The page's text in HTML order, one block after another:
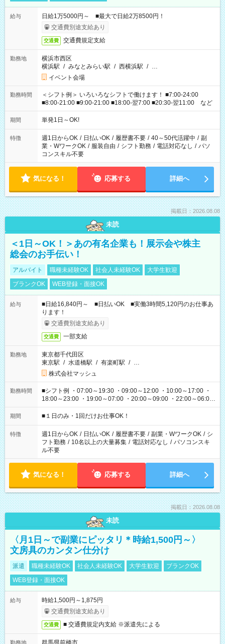
給与
日給1万5000円～ ■最大で日給2万8500円！
交通費別途支給あり
交通費 交通費規定支給
勤務地
横浜市西区
横浜駅 / みなとみらい駅 / 西横浜駅 / …
イベント会場
勤務時間
＜シフト例＞ いろいろなシフトで働けます！ ■7:00-24:00
■8:00-21:00 ■9:00-21:00 ■18:00-翌7:00 ■20:30-翌11:00 など
期間 単発1日～OK!
特徴 週1日からOK / 日払いOK / 履歴書不要 / 40～50代活躍中 / 副
業・WワークOK / 服装自由 / シフト勤務 / 電話対応なし / パソ
コンスキル不要
気になる！ 応募する 詳細へ
掲載日：2026.08.08
未読
＜1日～OK！＞あの有名企業も！展示会や株主
総会のお手伝い！
アルバイト 職種未経験OK 社会人未経験OK
大学生歓迎
ブランクOK
WEB登録・面接OK
給与
■日給16,840円～ ■日払いOK ■実働3時間5,120円のお仕事あ
ります！
交通費別途支給あり
交通費 一部支給
勤務地
東京都千代田区
東京駅 / 水道橋駅 / 有楽町駅 / …
株式会社マッシュ
勤務時間
■シフト例 ・07:00～19:30 ・09:00～12:00 ・10:00～17:00 ・
18:00～23:00 ・19:00～07:00 ・20:00～09:00 ・22:00～06:00
etc ★最短で3時間で5,120円のお仕事から 15時間で2万円近く稼
げるお仕事も！ ご希望のお時間に合わせてご紹介！ ※シフトは
ください！
期間 ■１日のみ・1回だけお仕事OK！
特徴 週1日からOK / 日払いOK / 履歴書不要 / 副業・WワークOK / シ
フト勤務 / 10名以上の大量募集 / 電話対応なし / パソコンスキ
ル不要
気になる！ 応募する 詳細へ
掲載日：2026.08.08
未読
〈月1日～で副業にピッタリ＊時給1,500円～〉
文房具のカンタン仕分け
派遣 職種未経験OK 社会人未経験OK 大学生歓迎
ブランクOK
WEB登録・面接OK
給与
時給1,500円～1,875円
交通費別途支給あり
交通費 ■ 交通費規定内支給 ※派遣先による
勤務地
群馬県前橋市